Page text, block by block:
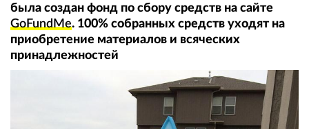
была создан фонд по сбору средств на сайте
GoFundMe. 100% собранных средств уходят на
приобретение материалов и всяческих
принадлежностей